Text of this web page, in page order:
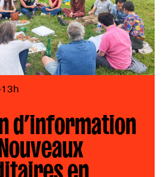
d’information
en